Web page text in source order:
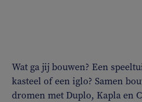
Wat ga jij bouwen? Een
kasteel of een iglo? Samen
dromen metDuplo, Kaplaen